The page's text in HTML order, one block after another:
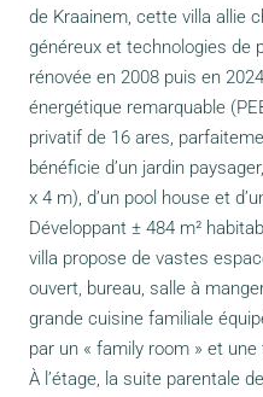
de Kraainem, cette villa allie
généreux et technologies de
rénovée en 2008 puis en
énergétique remarquable
privatif de 16 ares,
bénéficie d’un jardin
x 4 m), d’un pool house et
Développant ± 484 m²
villa propose de vastes
ouvert, bureau, salle à
grande cuisine familiale
par un « family room » et
À l’étage, la suite parentale